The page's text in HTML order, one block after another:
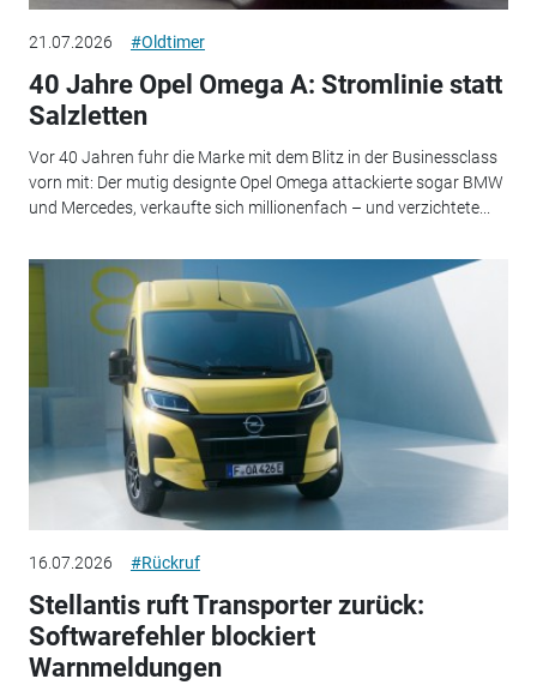
21.07.2026 #Oldtimer
40 Jahre Opel Omega A: Stromlinie statt
Salzletten
Vor 40 Jahren fuhr die Marke mit dem Blitz in der Businessclass
vorn mit: Der mutig designte Opel Omega attackierte sogar BMW
und Mercedes, verkaufte sich millionenfach – und verzichtete...
16.07.2026 #Rückruf
Stellantis ruft Transporter zurück:
Softwarefehler blockiert
Warnmeldungen